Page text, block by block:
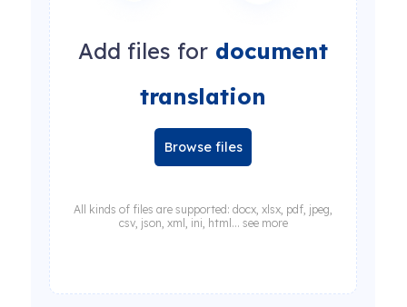
Add files for document
translation
Browse files
All kinds of files are supported: docx, xlsx, pdf, jpeg,
csv, json, xml, ini, html... see more